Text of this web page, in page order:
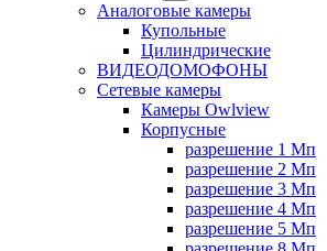
Аналоговые камеры
Купольные
Цилиндрические
ВИДЕОДОМОФОНЫ
Сетевые камеры
Камеры Owlview
Корпусные
разрешение 1 Мп
разрешение 2 Мп
разрешение 3 Мп
разрешение 4 Мп
разрешение 5 Мп